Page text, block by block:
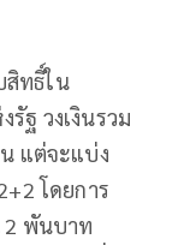
สิทธิ์ใน
รัฐ วงเงินรวม
แต่จะแบ่ง
โดยการ
2 พันบาท